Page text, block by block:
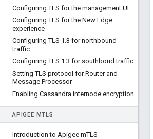
Configuring TLS for the management UI
Configuring TLS for the New Edge
experience
Configuring TLS 1 .3 for northbound
traffic
Configuring TLS 1 .3 for southboud traffic
Setting TLS protocol for Router and
Message Processor
Enabling Cassandra internode encryption
APIGEE MTLS
Introduction to Apigee mTLS